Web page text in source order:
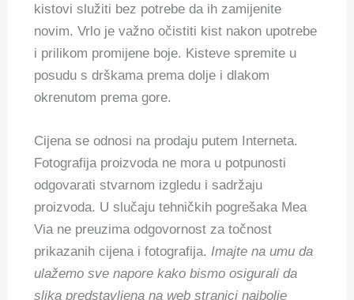
kistovi služiti bez potrebe da ih zamijenite
novim. Vrlo je važno očistiti kist nakon upotrebe
i prilikom promijene boje. Kisteve spremite u
posudu s drškama prema dolje i dlakom
okrenutom prema gore.
Cijena se odnosi na prodaju putem Interneta.
Fotografija proizvoda ne mora u potpunosti
odgovarati stvarnom izgledu i sadržaju
proizvoda. U slučaju tehničkih pogrešaka Mea
Via ne preuzima odgovornost za točnost
prikazanih cijena i fotografija.Imajte na umu da
ulažemo sve napore kako bismo osigurali da
slika predstavljena na web stranici najbolje